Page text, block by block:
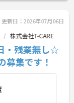
更新日：2026年07月06日
株式会社T-CARE
・残業無し☆
募集です！